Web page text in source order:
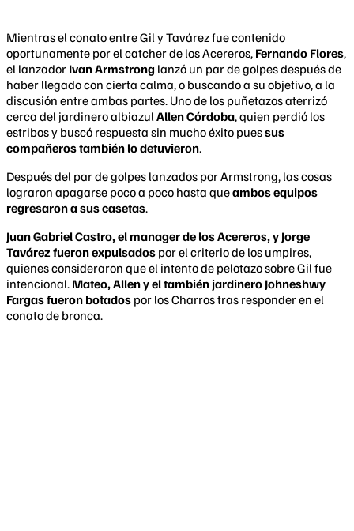
Mientras el conato entre Gil y Tavárez fue contenido
oportunamente por el catcher de los Acereros, Fernando Flores,
el lanzador Ivan Armstrong lanzó un par de golpes después de
haber llegado con cierta calma, o buscando a su objetivo, a la
discusión entre ambas partes. Uno de los puñetazos aterrizó
cerca del jardinero albiazul Allen Córdoba, quien perdió los
estribos y buscó respuesta sin mucho éxito puessus
compañeros también lo detuvieron.
Después del par de golpes lanzados por Armstrong, las cosas
lograron apagarse poco a poco hasta queambos equipos
regresaron a sus casetas.
Juan Gabriel Castro, el manager de los Acereros, y Jorge
Tavárez fueron expulsados por el criterio de los umpires,
quienes consideraron que el intento de pelotazo sobre Gil fue
intencional. Mateo, Allen y el también jardinero Johneshwy
Fargas fueron botados por los Charros tras responder en el
conato de bronca.